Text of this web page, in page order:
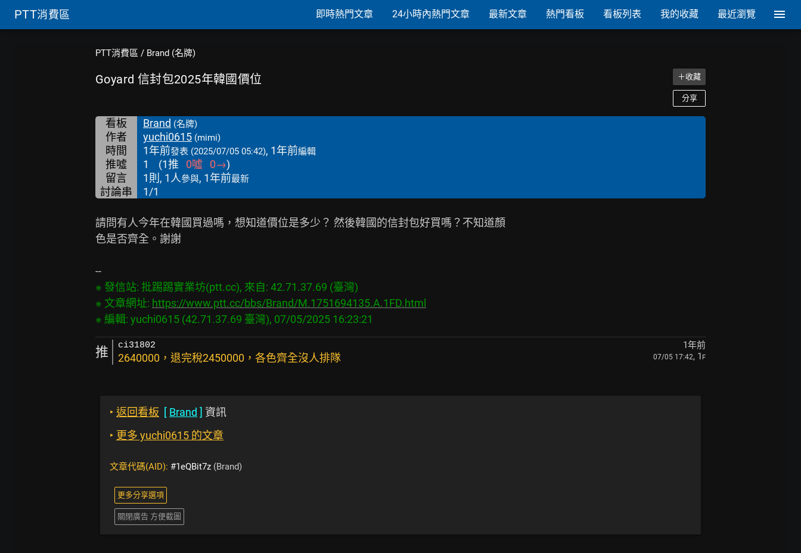
PTT消費區 即時熱門文章 24小時內熱門文章 最新文章 熱門看板 看板列表 我的收藏 最近瀏覽
PTT消費區 / Brand (名牌)
Goyard 信封包2025年韓國價位 ＋收藏
分享
看板 Brand (名牌)
作者 yuchi0615 (mimi)
時間 1年前發表 (2025/07/05 05:42), 1年前編輯
推噓 1 (1推 0噓 0→)
留言
1則, 1人參與, 1年前最新
討論串 1/1
請問有人今年在韓國買過嗎，想知道價位是多少？ 然後韓國的信封包好買嗎？不知道顏
色是否齊全。謝謝
※ 發信站: 批踢踢實業坊(ptt.cc), 來自: 42.71.37.69 (臺灣)
※ 文章網址: https://www.ptt.cc/bbs/Brand/M.1751694135.A.1FD.html
推 ci31802 1年前
2640000，退完稅2450000，各色齊全沒人排隊 07/05 17:42, 1 F
‣ 返回看板 [ Brand ] 資訊
‣ 更多 yuchi0615 的文章
文章代碼(AID): #1eQBit7z (Brand)
更多分享選項
關閉廣告 方便截圖